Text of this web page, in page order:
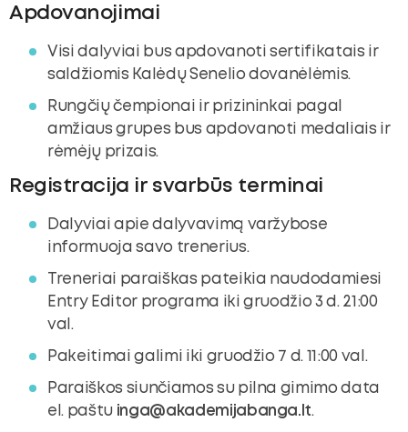
Apdovanojimai
Visi dalyviai bus apdovanoti sertifikatais ir
saldžiomis Kalėdų Senelio dovanėlėmis.
Rungčių čempionai ir prizininkai pagal
amžiaus grupes bus apdovanoti medaliais ir
rėmėjų prizais.
Registracija ir svarbūs terminai
Dalyviai apie dalyvavimą varžybose
informuoja savo trenerius.
Treneriai paraiškas pateikia naudodamiesi
Entry Editor programa iki gruodžio 3 d. 21:00
val.
Pakeitimai galimi iki gruodžio 7 d. 11:00 val.
Paraiškos siunčiamos su pilna gimimo data
el. paštu inga@akademijabanga.lt.